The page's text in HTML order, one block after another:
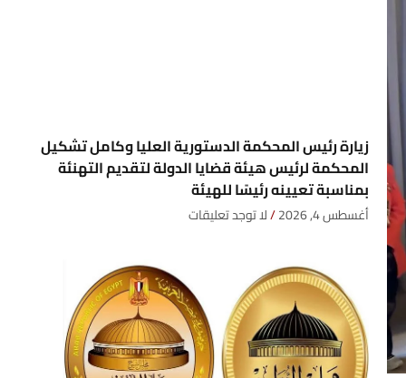
زيارة رئيس المحكمة الدستورية العليا وكامل تشكيل
المحكمة لرئيس هيئة قضايا الدولة لتقديم التهنئة
بمناسبة تعيينه رئيسًا للهيئة
أغسطس 4, 2026 لا توجد تعليقات